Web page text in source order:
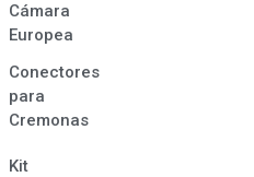
Cámara
Europea
Conectores
para
Cremonas
Kit